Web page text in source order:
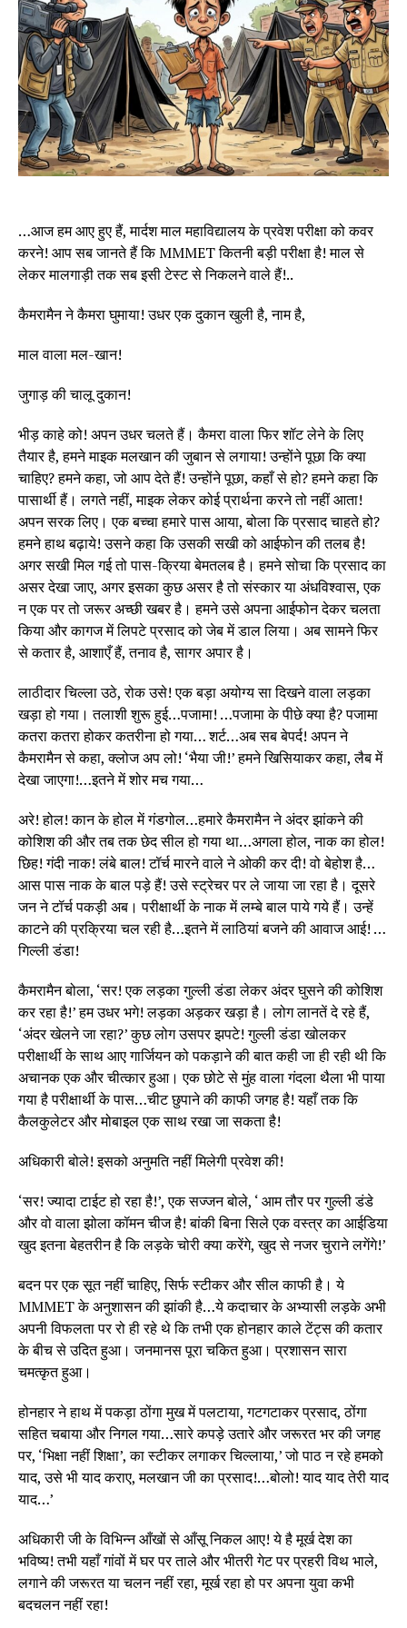
…आज हम आए हुए हैं, मार्दश माल महाविद्यालय के प्रवेश परीक्षा को कवर
करने! आप सब जानते हैं कि MMMET कितनी बड़ी परीक्षा है! माल से
लेकर मालगाड़ी तक सब इसी टेस्ट से निकलने वाले हैं!..
कैमरामैन ने कैमरा घुमाया! उधर एक दुकान खुली है, नाम है,
माल वाला मल-खान!
जुगाड़ की चालू दुकान!
भीड़ काहे को! अपन उधर चलते हैं। कैमरा वाला फिर शॉट लेने के लिए
तैयार है, हमने माइक मलखान की जुबान से लगाया! उन्होंने पूछा कि क्या
चाहिए? हमने कहा, जो आप देते हैं! उन्होंने पूछा, कहाँ से हो? हमने कहा कि
पासार्थी हैं। लगते नहीं, माइक लेकर कोई प्रार्थना करने तो नहीं आता!
अपन सरक लिए। एक बच्चा हमारे पास आया, बोला कि प्रसाद चाहते हो?
हमने हाथ बढ़ाये! उसने कहा कि उसकी सखी को आईफोन की तलब है!
अगर सखी मिल गई तो पास-क्रिया बेमतलब है। हमने सोचा कि प्रसाद का
असर देखा जाए, अगर इसका कुछ असर है तो संस्कार या अंधविश्वास, एक
न एक पर तो जरूर अच्छी खबर है। हमने उसे अपना आईफोन देकर चलता
किया और कागज में लिपटे प्रसाद को जेब में डाल लिया। अब सामने फिर
से कतार है, आशाएँ हैं, तनाव है, सागर अपार है।
लाठीदार चिल्ला उठे, रोक उसे! एक बड़ा अयोग्य सा दिखने वाला लड़का
खड़ा हो गया। तलाशी शुरू हुई…पजामा! …पजामा के पीछे क्या है? पजामा
कतरा कतरा होकर कतरीना हो गया… शर्ट…अब सब बेपर्द! अपन ने
कैमरामैन से कहा, क्लोज अप लो! ‘भैया जी!’ हमने खिसियाकर कहा, लैब में
देखा जाएगा!…इतने में शोर मच गया…
अरे! होल! कान के होल में गंडगोल…हमारे कैमरामैन ने अंदर झांकने की
कोशिश की और तब तक छेद सील हो गया था…अगला होल, नाक का होल!
छिह! गंदी नाक! लंबे बाल! टॉर्च मारने वाले ने ओकी कर दी! वो बेहोश है…
आस पास नाक के बाल पड़े हैं! उसे स्ट्रेचर पर ले जाया जा रहा है। दूसरे
जन ने टॉर्च पकड़ी अब। परीक्षार्थी के नाक में लम्बे बाल पाये गये हैं। उन्हें
काटने की प्रक्रिया चल रही है…इतने में लाठियां बजने की आवाज आई! …
गिल्ली डंडा!
कैमरामैन बोला, ‘सर! एक लड़का गुल्ली डंडा लेकर अंदर घुसने की कोशिश
कर रहा है!’ हम उधर भगे! लड़का अड़कर खड़ा है। लोग लानतें दे रहे हैं,
‘अंदर खेलने जा रहा?’ कुछ लोग उसपर झपटे! गुल्ली डंडा खोलकर
परीक्षार्थी के साथ आए गार्जियन को पकड़ाने की बात कही जा ही रही थी कि
अचानक एक और चीत्कार हुआ। एक छोटे से मुंह वाला गंदला थैला भी पाया
गया है परीक्षार्थी के पास…चीट छुपाने की काफी जगह है! यहाँ तक कि
कैलकुलेटर और मोबाइल एक साथ रखा जा सकता है!
अधिकारी बोले! इसको अनुमति नहीं मिलेगी प्रवेश की!
‘सर! ज्यादा टाईट हो रहा है!’, एक सज्जन बोले, ‘ आम तौर पर गुल्ली डंडे
और वो वाला झोला कॉमन चीज है! बांकी बिना सिले एक वस्त्र का आईडिया
खुद इतना बेहतरीन है कि लड़के चोरी क्या करेंगे, खुद से नजर चुराने लगेंगे!’
बदन पर एक सूत नहीं चाहिए, सिर्फ स्टीकर और सील काफी है। ये
MMMET के अनुशासन की झांकी है…ये कदाचार के अभ्यासी लड़के अभी
अपनी विफलता पर रो ही रहे थे कि तभी एक होनहार काले टेंट्स की कतार
के बीच से उदित हुआ। जनमानस पूरा चकित हुआ। प्रशासन सारा
चमत्कृत हुआ।
होनहार ने हाथ में पकड़ा ठोंगा मुख में पलटाया, गटगटाकर प्रसाद, ठोंगा
सहित चबाया और निगल गया…सारे कपड़े उतारे और जरूरत भर की जगह
पर, ‘भिक्षा नहीं शिक्षा’, का स्टीकर लगाकर चिल्लाया,’ जो पाठ न रहे हमको
याद, उसे भी याद कराए, मलखान जी का प्रसाद!…बोलो! याद याद तेरी याद
याद…’
अधिकारी जी के विभिन्न आँखों से आँसू निकल आए! ये है मूर्ख देश का
भविष्य! तभी यहाँ गांवों में घर पर ताले और भीतरी गेट पर प्रहरी विथ भाले,
लगाने की जरूरत या चलन नहीं रहा, मूर्ख रहा हो पर अपना युवा कभी
बदचलन नहीं रहा!